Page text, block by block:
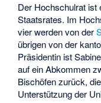
Der Hochschulrat ist
Staatsrates. Im
vier werden von der
übrigen von der
Präsidentin ist
auf ein Abkommen
Bischöfen zurück,
Unterstützung der